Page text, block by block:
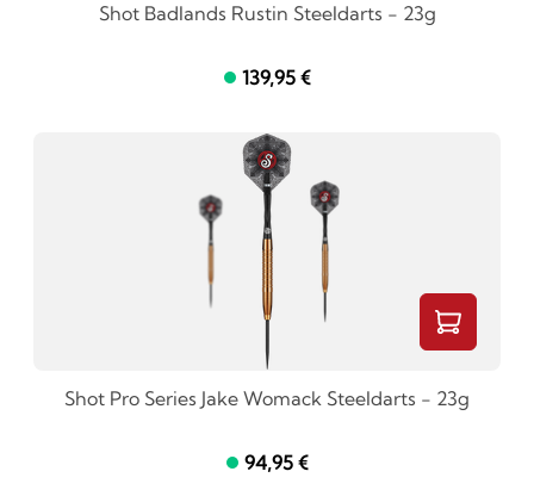
Shot Badlands Rustin Steeldarts - 23g
139,95 €
Shot Pro Series Jake Womack Steeldarts - 23g
94,95 €